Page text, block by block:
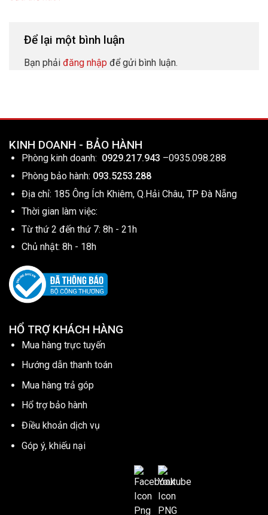
Để lại một bình luận
Bạn phải đăng nhập để gửi bình luận.
KINH DOANH - BẢO HÀNH
Phòng kinh doanh: 0929.217.943 –0935.098.288
Phòng bảo hành: 093.5253.288
Địa chỉ: 185 Ông Ích Khiêm, Q.Hải Châu, TP Đà Nẵng
Thời gian làm việc:
Từ thứ 2 đến thứ 7: 8h - 21h
Chủ nhật: 8h - 18h
HỔ TRỢ KHÁCH HÀNG
Mua hàng trực tuyến
Hướng dẫn thanh toán
Mua hàng trả góp
Hổ trợ bảo hành
Điều khoản dịch vụ
Góp ý, khiếu nại